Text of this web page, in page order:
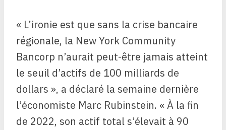
« L’ironie est que sans la crise bancaire
régionale, la New York Community
Bancorp n’aurait peut-être jamais atteint
le seuil d’actifs de 100 milliards de
dollars », a déclaré la semaine dernière
l’économiste Marc Rubinstein. « À la fin
de 2022, son actif total s’élevait à 90